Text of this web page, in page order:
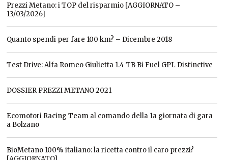
Prezzi Metano: i TOP del risparmio [AGGIORNATO –
13/03/2026]
Quanto spendi per fare 100 km? – Dicembre 2018
Test Drive: Alfa Romeo Giulietta 1.4 TB Bi Fuel GPL Distinctive
DOSSIER PREZZI METANO 2021
Ecomotori Racing Team al comando della 1a giornata di gara
a Bolzano
BioMetano 100% italiano: la ricetta contro il caro prezzi?